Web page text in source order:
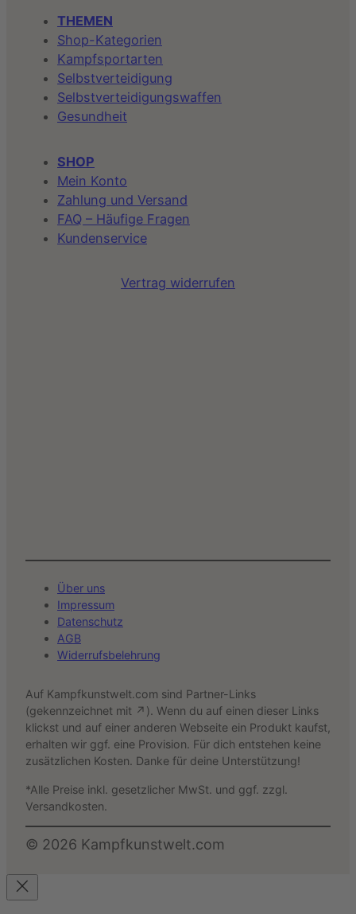
THEMEN
Shop-Kategorien
Kampfsportarten
Selbstverteidigung
Selbstverteidigungswaffen
Gesundheit
SHOP
Mein Konto
Zahlung und Versand
FAQ – Häufige Fragen
Kundenservice
Vertrag widerrufen
Über uns
Impressum
Datenschutz
AGB
Widerrufsbelehrung
Auf Kampfkunstwelt.com sind Partner-Links
(gekennzeichnet mit ↗). Wenn du auf einen dieser Links
klickst und auf einer anderen Webseite ein Produkt kaufst,
erhalten wir ggf. eine Provision. Für dich entstehen keine
zusätzlichen Kosten. Danke für deine Unterstützung!
*Alle Preise inkl. gesetzlicher MwSt. und ggf. zzgl.
Versandkosten.
© 2026 Kampfkunstwelt.com